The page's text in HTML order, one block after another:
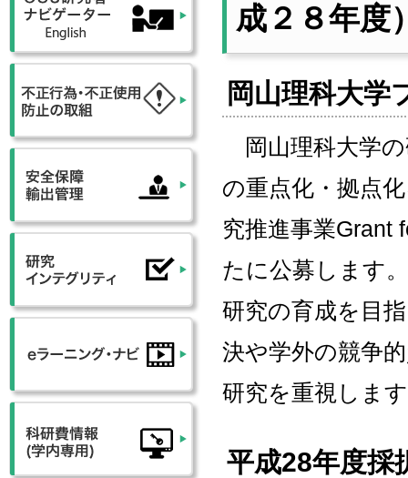
成２８年度
岡山理科大学
岡山理科大学の
の重点化・拠点
究推進事業Grant
たに公募します
研究の育成を目
決や学外の競争
研究を重視しま
平成28年度採